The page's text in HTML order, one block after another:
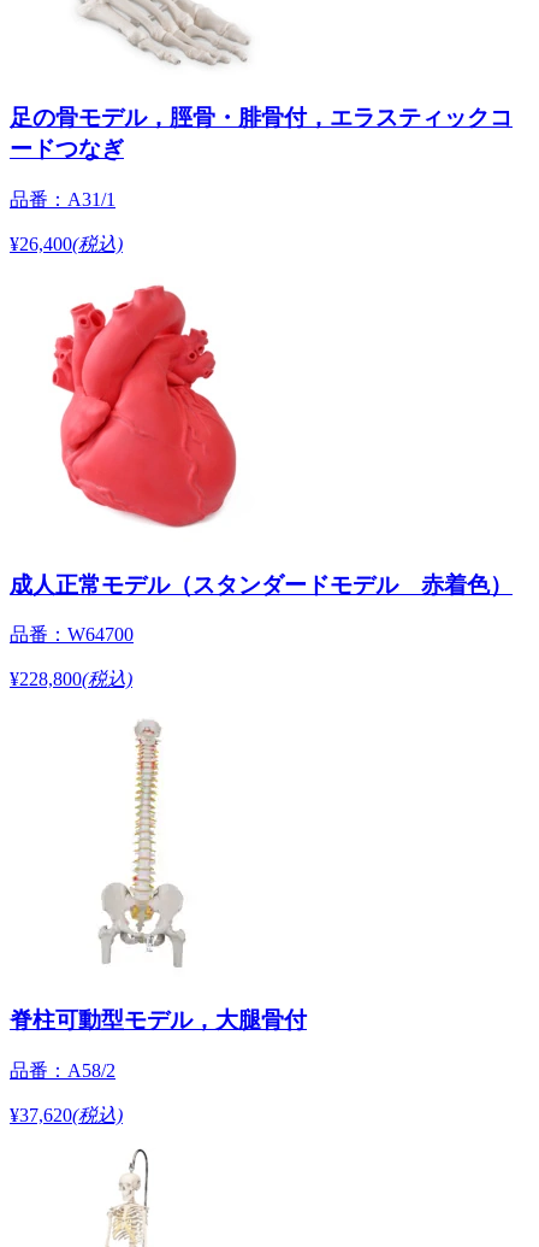
足の骨モデル，脛骨・腓骨付，エラスティックコ
ードつなぎ
品番：A31/1
¥26,400(税込)
成人正常モデル（スタンダードモデル 赤着色）
品番：W64700
¥228,800(税込)
脊柱可動型モデル，大腿骨付
品番：A58/2
¥37,620(税込)